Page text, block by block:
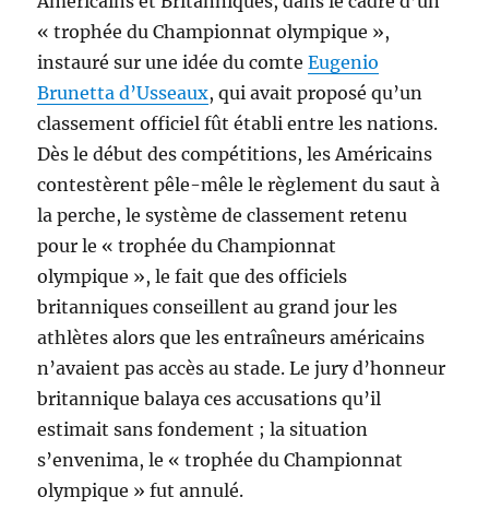
« trophée du Championnat olympique »,
instauré sur une idée du comteEugenio
Brunetta d’Usseaux, qui avait proposé qu’un
classement officiel fût établi entre les nations.
Dès le début des compétitions, les Américains
contestèrent pêle-mêle le règlement du saut à
la perche, le système de classement retenu
pour le « trophée du Championnat
olympique », le fait que des officiels
britanniques conseillent au grand jour les
athlètes alors que les entraîneurs américains
n’avaient pas accès au stade. Le jury d’honneur
britannique balaya ces accusations qu’il
estimait sans fondement ; la situation
s’envenima, le « trophée du Championnat
olympique » fut annulé.